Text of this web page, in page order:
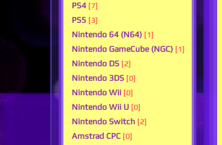
PS4 [7]
PS5 [3]
Nintendo 64 (N64) [1]
Nintendo GameCube (NGC) [1]
Nintendo DS [2]
Nintendo 3DS [0]
Nintendo Wii [0]
Nintendo Wii U [0]
Nintendo Switch [2]
Amstrad CPC [0]